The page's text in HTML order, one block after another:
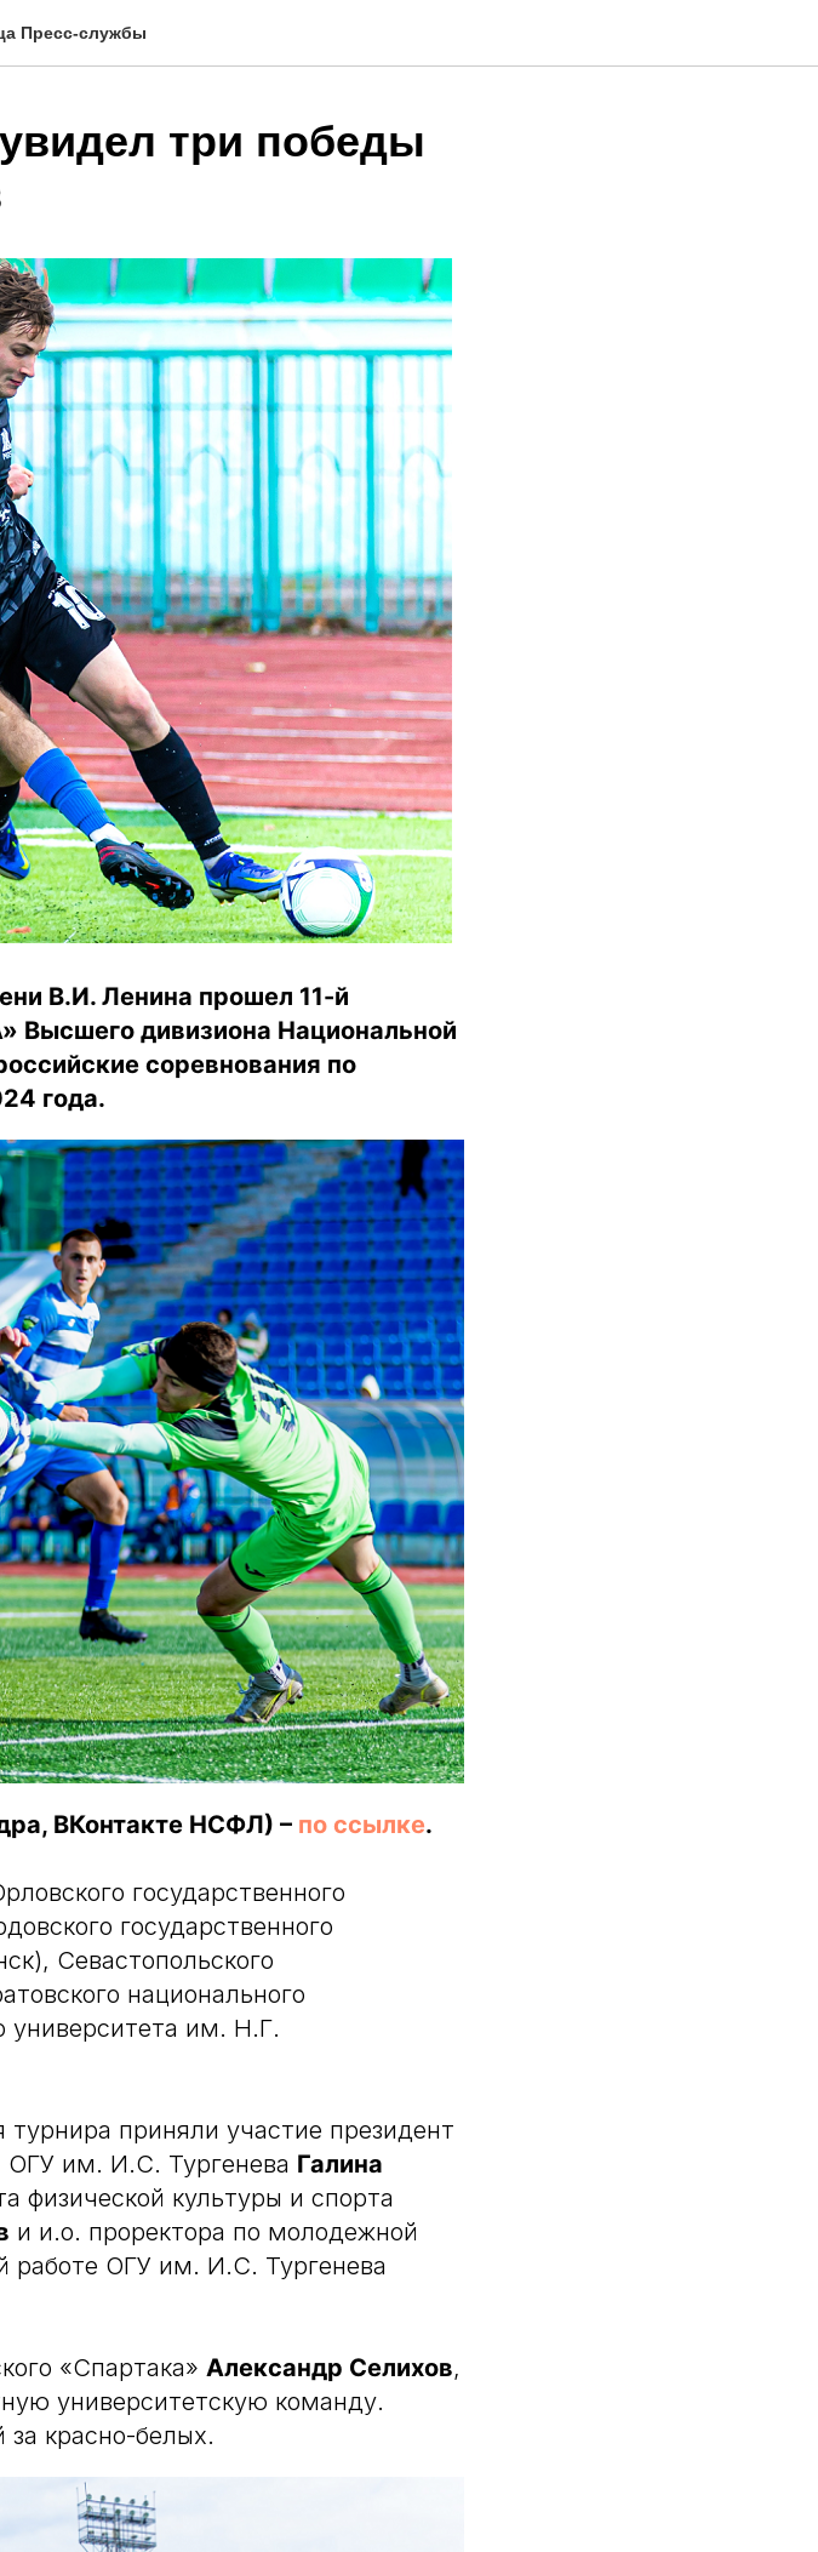
Пресс-службы
три победы
В.И. Ленина прошел 11-й
Высшего дивизиона Национальной
соревнования по
года.
ВКонтакте НСФЛ) – по ссылке.
государственного
государственного
Севастопольского
национального
университета им. Н.Г.
приняли участие президент
ОГУ им. И.С. Тургенева Галина
физической культуры и спорта
и и.о. проректора по молодежной
работе ОГУ им. И.С. Тургенева
«Спартака» Александр Селихов,
университетскую команду.
за красно-белых.